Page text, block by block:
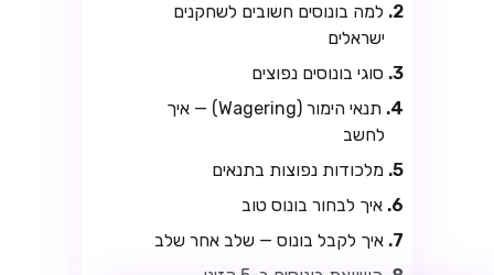
TSARS
ההפקדה הראשונה
CASOO
חדשים
ROYSPINS
חינם על ההפקדות הראשונות
למה בונוסים חשובים לשחקנים
ישראלים
סוגי בונוסים נפוצים
תנאי הימור (Wagering) — איך
לחשב
מלכודות נפוצות בתנאים
איך לבחור בונוס טוב
איך לקבל בונוס — שלב אחר שלב